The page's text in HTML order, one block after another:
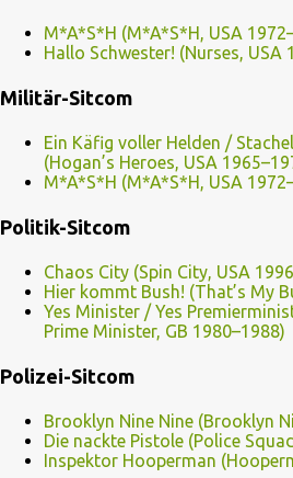
M*A*S*H (M*A*S*H, USA
Hallo Schwester! (Nurses, USA
Militär-Sitcom
Ein Käfig voller Helden /
(Hogan’s Heroes, USA
M*A*S*H (M*A*S*H, USA
Politik-Sitcom
Chaos City (Spin City, USA
Hier kommt Bush! (That’s My
Yes Minister / Yes
Prime Minister, GB 1980–1988)
Polizei-Sitcom
Brooklyn Nine Nine (Brooklyn
Die nackte Pistole (Police
Inspektor Hooperman